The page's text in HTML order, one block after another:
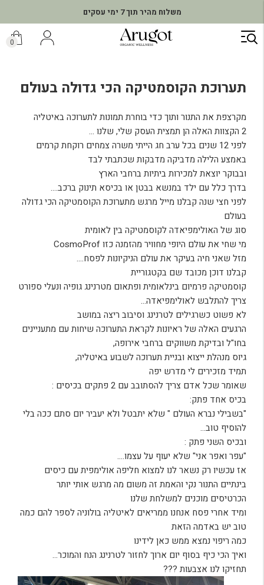
משלוח חינם ברכישה מעל ₪299
דילוג
לתוכן
0
תערוכת הקוסמטיקה הכי גדולה בעולם
מקרצפת את התנור ותוך כדי בוחרת תמונות לתערוכה באיטליה
2 הקצוות האלה הן תמצית העסק שלי, שלנו …
לפני 12 שנים בכל ערב חג הייתי משרה צמחים רוקחת קרמים
באמצע הלילה מדביקה מדבקות שכתבתי לבד
ובבוקר יוצאת למכירות ביתיות ברחבי הארץ
בדרך כלל עם ילד במנשא בבטן או בכיסא תינוק ברכב….
לפני חצי שנה קבלנו מייל מרגש מתערוכת הקוסמטיקה הכי גדולה
בעולם
סוג של האולימפיאדה לקוסמטיקה בין לאומית
CosmoProf מי שחי את עולם היופי מחוויר מהזמנה כזו
מזל שאני חיה בעיקר את עולם הניקיונות לפסח….
קבלנו דוכן מכובד שם בקטגוריית
קוסמטיקה פרמיום בינלאומית ופתאום מטרנינג גופיה ונעלי ספורט
צריך להתלבש לאולימפיאדה…
לא פשוט כשרגילים לטרנינג וסיבוב ריצה במושב
הרגעים האלה של ראיונות לקראת התערוכה שיחות עם מתעניינים
בחו"ל ובדיקת משווקים ברחבי אירופה,
גיוס מנהלת ייצוא ובניית תערוכה לשבוע באיטליה,
תמיד מזכירים לי מדרש יפה
שאומר שכל אדם צריך להסתובב עם 2 פתקים בכיסים :
בכיס אחד פתק:
"בשבילי נברא העולם " שלא יתבטל ולא יעביר יום סתם ככה בלי
להוסיף טוב…
ובכיס השני פתק :
"עפר ואפר אני" שלא יעוף על עצמו….
אז עכשיו רק נשאר לנו למצוא חליפה אולימפית עם כיסים
בינתיים התנור נקי והאמת זה משום מה מרגש אותי יותר
הכרטיסים מוכנים למשלחת שלנו
ומיד אחרי פסח אנחנו ממריאים לאיטליה בולוניה לספר להם כמה
טוב יש באדמה הזאת
כמה ריפוי נמצא ממש כאן לידינו
ואיך הכי כיף בסוף יום ארוך לחזור לטרנינג הנח והמוכר…
תחזיקו לנו אצבעות ???